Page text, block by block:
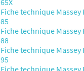
65X
Fiche technique Massey
85
Fiche technique Massey
88
Fiche technique Massey
95
Fiche technique Massey